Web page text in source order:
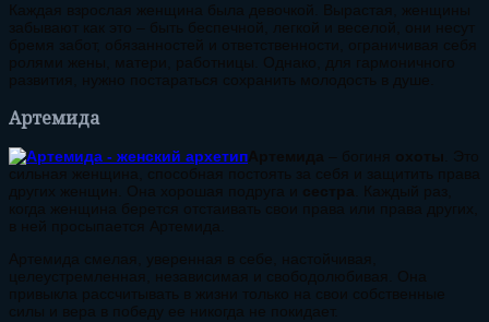
Каждая взрослая женщина была девочкой. Вырастая, женщины
забывают как это – быть беспечной, легкой и веселой, они несут
бремя забот, обязанностей и ответственности, ограничивая себя
ролями жены, матери, работницы. Однако, для гармоничного
развития, нужно постараться сохранить молодость в душе.
Артемида
Артемида – богиня охоты . Это
сильная женщина, способная постоять за себя и защитить права
других женщин. Она хорошая подруга и
сестра
. Каждый раз,
когда женщина берется отстаивать свои права или права других,
в ней просыпается Артемида.
Артемида смелая, уверенная в себе, настойчивая,
целеустремленная, независимая и свободолюбивая. Она
привыкла рассчитывать в жизни только на свои собственные
силы и вера в победу ее никогда не покидает.